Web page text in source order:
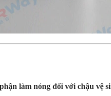
làm nóng đối với chậu vệ